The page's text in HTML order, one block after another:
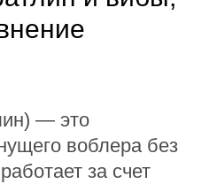
— это
воблера без
за счет